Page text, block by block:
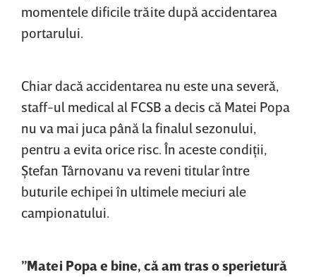
momentele dificile trăite după accidentarea
portarului.
Chiar dacă accidentarea nu este una severă,
staff-ul medical al FCSB a decis că Matei Popa
nu va mai juca până la finalul sezonului,
pentru a evita orice risc. În aceste condiţii,
Ştefan Târnovanu va reveni titular între
buturile echipei în ultimele meciuri ale
campionatului.
”Matei Popa e bine, că am tras o sperietură